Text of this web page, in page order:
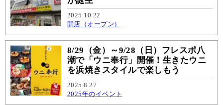
2025.10.22
開店（オープン）
8/29（金）～9/28（日）フレスポ八
潮で「ウニ奉行」開催！生きたウニ
を浜焼きスタイルで楽しもう
2025.8.27
2025年のイベント